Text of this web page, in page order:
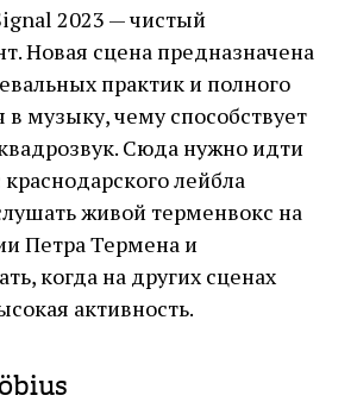
2023 — чистый
Новая сцена предназначена
практик и полного
в музыку, чему способствует
Сюда нужно идти
лейбла
живой терменвокс на
Петра Термена и
когда на других сценах
активность.